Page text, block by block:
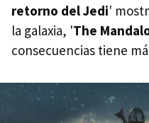
retorno del Jedi'
la galaxia, 'The
consecuencias tiene